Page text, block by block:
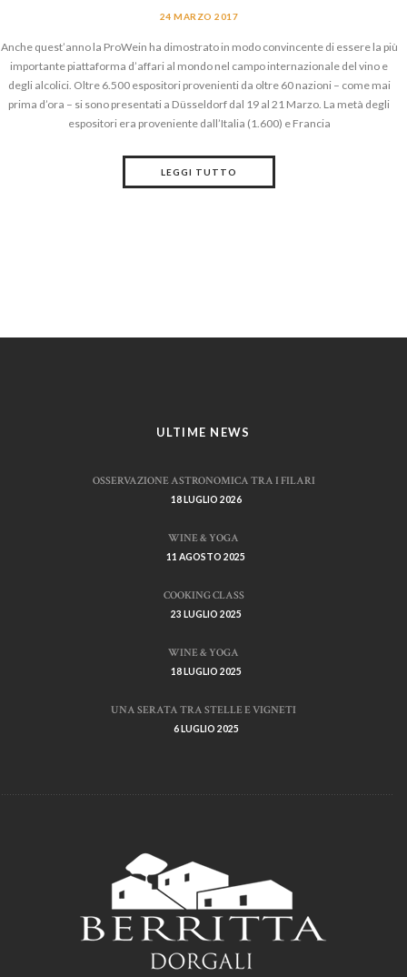
24 MARZO 2017
Anche quest’anno la ProWein ha dimostrato in modo convincente di essere la più
importante piattaforma d’affari al mondo nel campo internazionale del vino e
degli alcolici. Oltre 6.500 espositori provenienti da oltre 60 nazioni – come mai
prima d’ora – si sono presentati a Düsseldorf dal 19 al 21 Marzo. La metà degli
espositori era proveniente dall’Italia (1.600) e Francia
LEGGI TUTTO
ULTIME NEWS
OSSERVAZIONE ASTRONOMICA TRA I FILARI
18 LUGLIO 2026
WINE & YOGA
11 AGOSTO 2025
COOKING CLASS
23 LUGLIO 2025
WINE & YOGA
18 LUGLIO 2025
UNA SERATA TRA STELLE E VIGNETI
6 LUGLIO 2025